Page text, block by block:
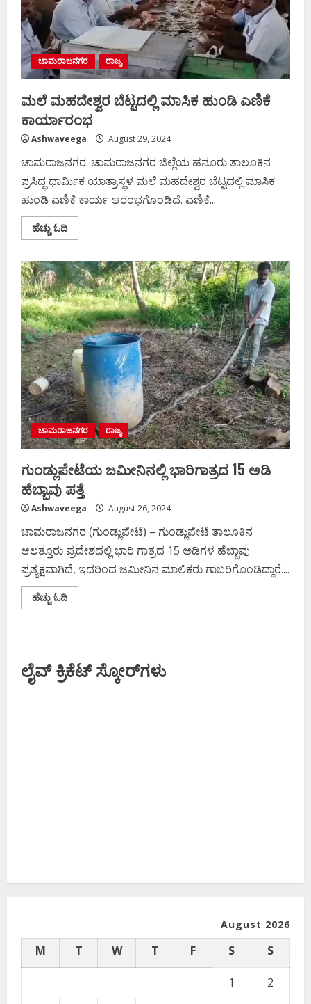
ಚಾಮರಾಜನಗರ ರಾಜ್ಯ
ಮಲೆ ಮಹದೇಶ್ವರ ಬೆಟ್ಟದಲ್ಲಿ ಮಾಸಿಕ ಹುಂಡಿ ಎಣಿಕೆ
ಕಾರ್ಯಾರಂಭ
Ashwaveega August 29, 2024
ಚಾಮರಾಜನಗರ: ಚಾಮರಾಜನಗರ ಜಿಲ್ಲೆಯ ಹನೂರು ತಾಲೂಕಿನ
ಪ್ರಸಿದ್ಧ ಧಾರ್ಮಿಕ ಯಾತ್ರಾಸ್ಥಳ ಮಲೆ ಮಹದೇಶ್ವರ ಬೆಟ್ಟದಲ್ಲಿ ಮಾಸಿಕ
ಹುಂಡಿ ಎಣಿಕೆ ಕಾರ್ಯ ಆರಂಭಗೊಂಡಿದೆ. ಎಣಿಕೆ...
ಹೆಚ್ಚು ಓದಿRead
more
ಮಹದೇಶ್ವರ
ಬೆಟ್ಟದಲ್ಲಿ
ಮಾಸಿಕ
ಹುಂಡಿ
ಎಣಿಕೆ
ಕಾರ್ಯಾರಂಭ
ಚಾಮರಾಜನಗರ ರಾಜ್ಯ
ಗುಂಡ್ಲುಪೇಟೆಯ ಜಮೀನಿನಲ್ಲಿ ಭಾರಿಗಾತ್ರದ 15 ಅಡಿ
ಹೆಬ್ಬಾವು ಪತ್ತೆ
Ashwaveega August 26, 2024
ಚಾಮರಾಜನಗರ (ಗುಂಡ್ಲುಪೇಟೆ) – ಗುಂಡ್ಲುಪೇಟೆ ತಾಲೂಕಿನ
ಆಲತ್ತೂರು ಪ್ರದೇಶದಲ್ಲಿ ಭಾರಿ ಗಾತ್ರದ 15 ಅಡಿಗಳ ಹೆಬ್ಬಾವು
ಪ್ರತ್ಯಕ್ಷವಾಗಿದೆ, ಇದರಿಂದ ಜಮೀನಿನ ಮಾಲಿಕರು ಗಾಬರಿಗೊಂಡಿದ್ದಾರೆ....
ಹೆಚ್ಚು ಓದಿRead
more
ಅಡಿ
ಹೆಬ್ಬಾವು
ಲೈವ್ ಕ್ರಿಕೆಟ್ ಸ್ಕೋರ್‌ಗಳು
August 2026
M T W T F S S
1 2